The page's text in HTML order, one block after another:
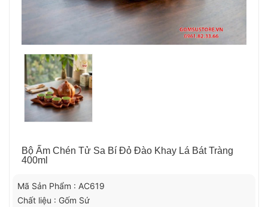
Bộ Ấm Chén Tử Sa Bí Đỏ Đào Khay Lá Bát Tràng
400ml
Mã Sản Phẩm : AC619
Chất liệu : Gốm Sứ